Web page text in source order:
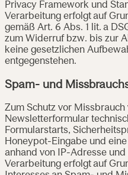
Privacy Framework und
Verarbeitung erfolgt auf
gemäß Art. 6 Abs. 1 lit. a
zum Widerruf bzw. bis zur
keine gesetzlichen
entgegenstehen.
Spam- und
Zum Schutz vor
Newsletterformular
Formularstarts,
Honeypot-Eingabe und
anhand von IP-Adresse
Verarbeitung erfolgt auf